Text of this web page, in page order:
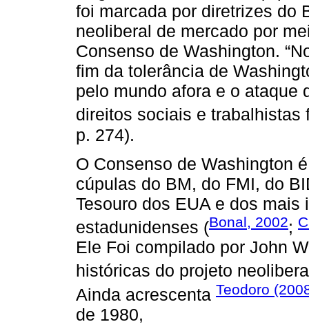
foi marcada por diretrizes do
neoliberal de mercado por
Consenso de Washington.
fim da tolerância de
pelo mundo afora e o ataque
direitos sociais e trabalhistas
p. 274).
O Consenso de Washington
cúpulas do BM, do FMI, do
Tesouro dos EUA e dos
estadunidenses (Bonal, 2002;
Ele Foi compilado por John
históricas do projeto
Ainda acrescenta Teodoro
de 1980,